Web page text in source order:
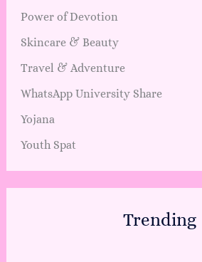
Power of Devotion
Skincare & Beauty
Travel & Adventure
WhatsApp University Share
Yojana
Youth Spat
Trending